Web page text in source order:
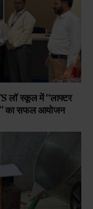
लॉ स्कूल में “लाफ्टर
का सफल आयोजन